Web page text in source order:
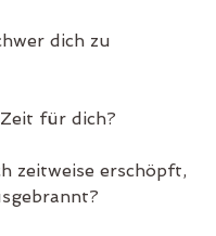
dich zu
für dich?
zeitweise erschöpft,